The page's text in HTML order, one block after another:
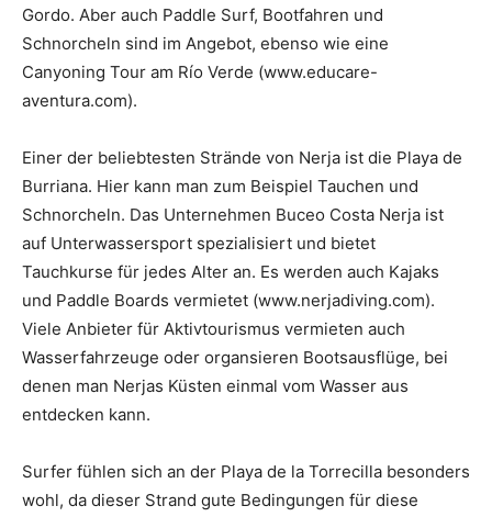
Gordo. Aber auch Paddle Surf, Bootfahren und
Schnorcheln sind im Angebot, ebenso wie eine
Canyoning Tour am Río Verde (www.educare-
aventura.com).
Einer der beliebtesten Strände von Nerja ist die Playa de
Burriana. Hier kann man zum Beispiel Tauchen und
Schnorcheln. Das Unternehmen Buceo Costa Nerja ist
auf Unterwassersport spezialisiert und bietet
Tauchkurse für jedes Alter an. Es werden auch Kajaks
und Paddle Boards vermietet (www.nerjadiving.com).
Viele Anbieter für Aktivtourismus vermieten auch
Wasserfahrzeuge oder organsieren Bootsausflüge, bei
denen man Nerjas Küsten einmal vom Wasser aus
entdecken kann.
Surfer fühlen sich an der Playa de la Torrecilla besonders
wohl, da dieser Strand gute Bedingungen für diese